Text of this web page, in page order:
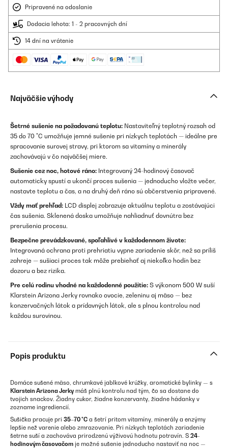
Pripravené na odoslanie
Dodacia lehota: 1 - 2 pracovných dní
14 dní na vrátenie
Najväčšie výhody
Šetrné sušenie na požadovanú teplotu: Nastaviteľný teplotný rozsah od
35 do 70 °C umožňuje jemné sušenie pri nízkych teplotách — ideálne pre
spracovanie surovej stravy, pri ktorom sa vitamíny a minerály
zachovávajú v čo najväčšej miere.
Sušenie cez noc, hotové ráno: Integrovaný 24-hodinový časovač
automaticky spustí a ukončí proces sušenia — jednoducho vložte večer,
nastavte teplotu a čas, a na druhý deň ráno sú občerstvenia pripravené.
Vždy mať prehľad: LCD displej zobrazuje aktuálnu teplotu a zostávajúci
čas sušenia. Sklenená doska umožňuje nahliadnuť dovnútra bez
prerušenia procesu.
Bezpečne prevádzkované, spoľahlivé v každodennom živote:
Integrovaná ochrana proti prehriatiu vypne zariadenie skôr, než sa príliš
zahreje — sušiaci proces tak môže prebiehať aj niekoľko hodín bez
dozoru a bez rizika.
Pre celú rodinu vhodné na každodenné použitie: S výkonom 500 W suší
Klarstein Arizona Jerky rovnako ovocie, zeleninu aj mäso — bez
konzervačných látok a prídavných látok, ale s plnou kontrolou nad
každou surovinou.
Popis produktu
Domáce sušené mäso, chrumkavé jablkové krúžky, aromatické bylinky — s
Klarstein Arizona Jerky máš plnú kontrolu nad tým, čo sa dostane do
tvojich snackov. Žiadny cukor, žiadne konzervanty, žiadne hádanky v
zozname ingrediencií.
Sušička pracuje pri 35–70 °C a šetrí pritom vitamíny, minerály a enzýmy
lepšie než varenie alebo zmrazovanie. Pri nízkych teplotách zariadenie
šetrne suší a zachováva prirodzenú výživovú hodnotu potravín. S 24-
hodinovým časovačom je možné sušenie jednoducho nastaviť na noc —